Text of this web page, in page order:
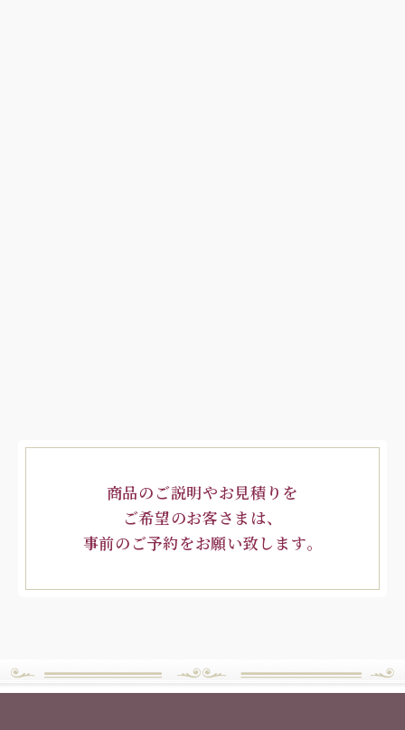
商品のご説明やお見積りを
ご希望のお客さまは、
事前のご予約をお願い致します。